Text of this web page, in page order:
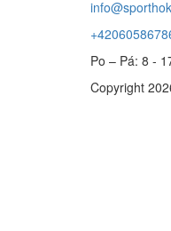
Po – Pá: 8 -
Copyright